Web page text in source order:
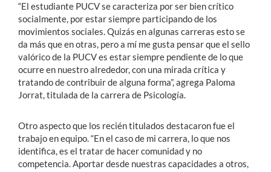
“El estudiante PUCV se caracteriza por ser bien crítico
socialmente, por estar siempre participando de los
movimientos sociales. Quizás en algunas carreras esto se
da más que en otras, pero a mí me gusta pensar que el sello
valórico de la PUCV es estar siempre pendiente de lo que
ocurre en nuestro alrededor, con una mirada crítica y
tratando de contribuir de alguna forma”, agrega Paloma
Jorrat, titulada de la carrera de Psicología.
Otro aspecto que los recién titulados destacaron fue el
trabajo en equipo. “En el caso de mi carrera, lo que nos
identifica, es el tratar de hacer comunidad y no
competencia. Aportar desde nuestras capacidades a otros,